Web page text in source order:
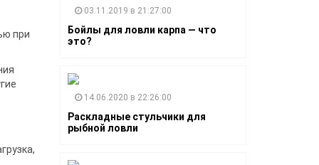
при
03.11.2019 в 21:27:00
Бойлы для ловли карпа — что
это?
14.06.2020 в 22:26:00
Раскладные стульчики для
рыбной ловли